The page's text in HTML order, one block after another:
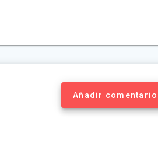
Añadir comentario